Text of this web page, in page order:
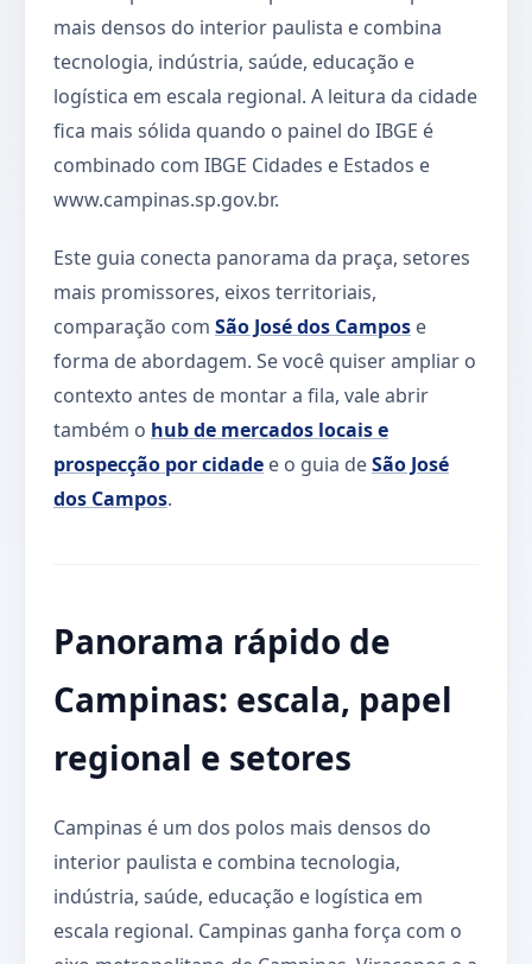
mais densos do interior paulista e combina
tecnologia, indústria, saúde, educação e
logística em escala regional. A leitura da cidade
fica mais sólida quando o painel do IBGE é
combinado com IBGE Cidades e Estados e
www.campinas.sp.gov.br.
Este guia conecta panorama da praça, setores
mais promissores, eixos territoriais,
comparação com São José dos Campos e
forma de abordagem. Se você quiser ampliar o
contexto antes de montar a fila, vale abrir
também o hub de mercados locais e
prospecção por cidade e o guia deSão José
dos Campos.
Panorama rápido de
Campinas: escala, papel
regional e setores
Campinas é um dos polos mais densos do
interior paulista e combina tecnologia,
indústria, saúde, educação e logística em
escala regional. Campinas ganha força com o